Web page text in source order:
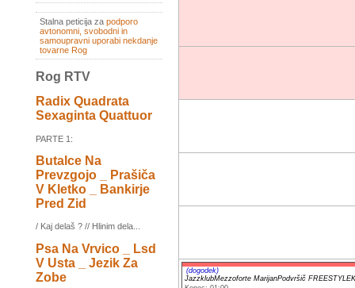
Stalna peticija za podporo
avtonomni, svobodni in
samoupravni uporabi nekdanje
tovarne Rog
Rog RTV
Radix Quadrata
Sexaginta Quattuor
PARTE 1:
Butalce Na
Prevzgojo _ Prašiča
V Kletko _ Bankirje
Pred Zid
/ Kaj delaš ? // Hlinim dela...
Psa Na Vrvico _ Lsd
V Usta _ Jezik Za
Zobe
(dogodek)
JazzklubMezzoforte MarijanPodvršič